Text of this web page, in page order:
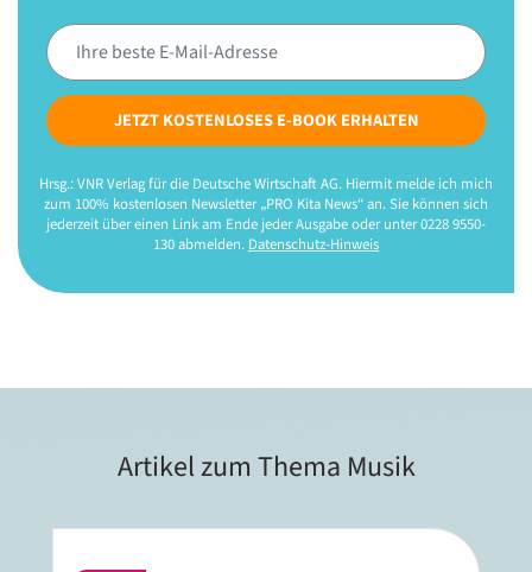
JETZT KOSTENLOSES E-BOOK ERHALTEN
Hrsg.: VNR Verlag für die Deutsche Wirtschaft AG. Hiermit melde ich mich
zum 100% kostenlosen Newsletter „PRO Kita News“ an. Sie können sich
jederzeit über einen Link am Ende jeder Ausgabe oder unter 0228 9550-
130 abmelden. Datenschutz-Hinweis
Artikel zum Thema Musik